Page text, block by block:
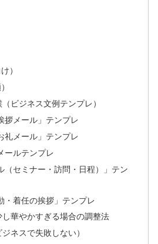
）
ビジネス文例テンプレ）
メール」テンプレ
メール」テンプレ
ルテンプレ
セミナー・訪問・日程）」テン
着任の挨拶」テンプレ
し華やかすぎる場合の調整法
ネスで失敗しない）